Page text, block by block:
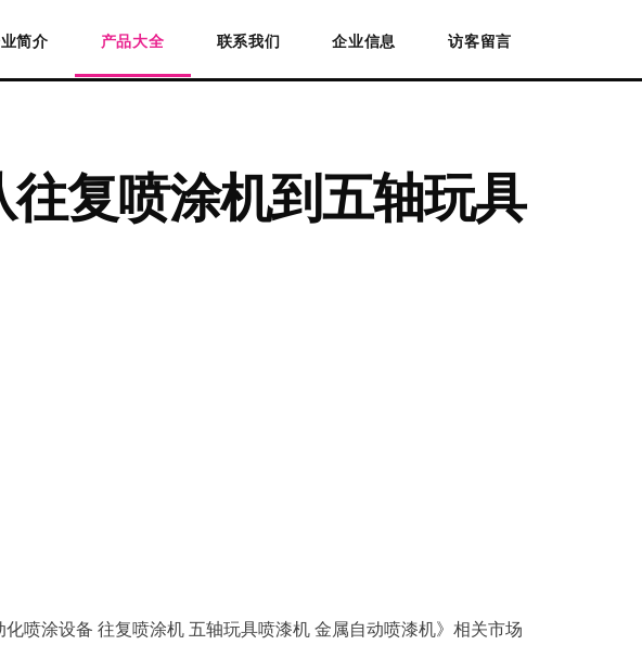
简介 产品大全 联系我们 企业信息 访客留言
复喷涂机到五轴玩具
喷涂设备 往复喷涂机 五轴玩具喷漆机 金属自动喷漆机》相关市场